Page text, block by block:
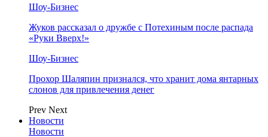
Шоу-Бизнес
Жуков рассказал о дружбе с Потехиным после распада
«Руки Вверх!»
Шоу-Бизнес
Прохор Шаляпин признался, что хранит дома янтарных
слонов для привлечения денег
Prev Next
Новости
Новости